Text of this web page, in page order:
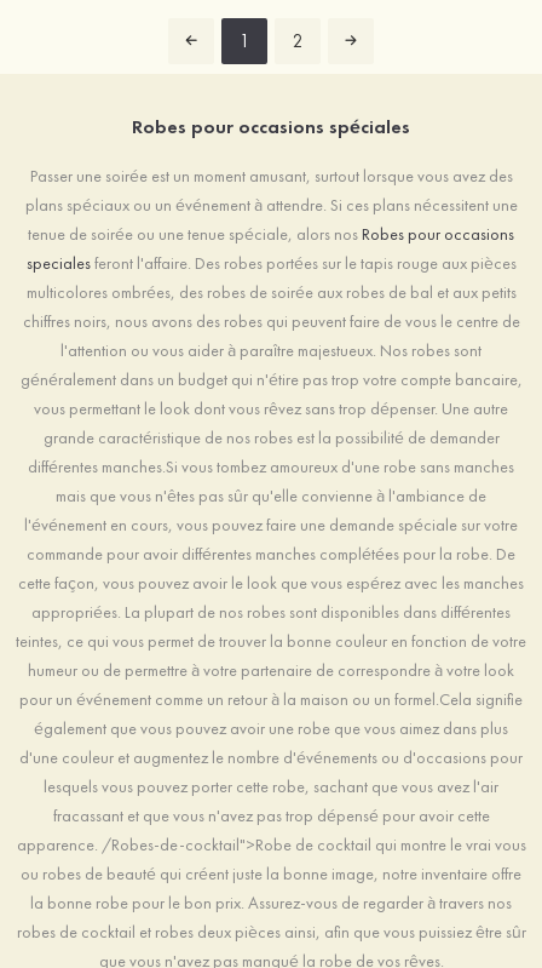
1 2
Robes pour occasions spéciales
Passer une soirée est un moment amusant, surtout lorsque vous avez des
plans spéciaux ou un événement à attendre. Si ces plans nécessitent une
tenue de soirée ou une tenue spéciale, alors nos Robes pour occasions
specialesferont l'affaire. Des robes portées sur le tapis rouge aux pièces
multicolores ombrées, des robes de soirée aux robes de bal et aux petits
chiffres noirs, nous avons des robes qui peuvent faire de vous le centre de
l'attention ou vous aider à paraître majestueux. Nos robes sont
généralement dans un budget qui n'étire pas trop votre compte bancaire,
vous permettant le look dont vous rêvez sans trop dépenser. Une autre
grande caractéristique de nos robes est la possibilité de demander
différentes manches.Si vous tombez amoureux d'une robe sans manches
mais que vous n'êtes pas sûr qu'elle convienne à l'ambiance de
l'événement en cours, vous pouvez faire une demande spéciale sur votre
commande pour avoir différentes manches complétées pour la robe. De
cette façon, vous pouvez avoir le look que vous espérez avec les manches
appropriées. La plupart de nos robes sont disponibles dans différentes
teintes, ce qui vous permet de trouver la bonne couleur en fonction de votre
humeur ou de permettre à votre partenaire de correspondre à votre look
pour un événement comme un retour à la maison ou un formel.Cela signifie
également que vous pouvez avoir une robe que vous aimez dans plus
d'une couleur et augmentez le nombre d'événements ou d'occasions pour
lesquels vous pouvez porter cette robe, sachant que vous avez l'air
fracassant et que vous n'avez pas trop dépensé pour avoir cette
apparence. /Robes-de-cocktail">Robe de cocktail qui montre le vrai vous
ou robes de beauté qui créent juste la bonne image, notre inventaire offre
la bonne robe pour le bon prix. Assurez-vous de regarder à travers nos
robes de cocktail et robes deux pièces ainsi, afin que vous puissiez être sûr
que vous n'avez pas manqué la robe de vos rêves.